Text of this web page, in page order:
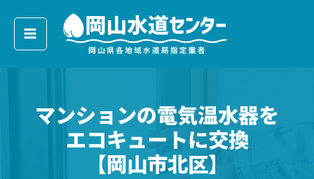
マンションの電気温水器を
エコキュートに交換
【岡山市北区】
ー
カ
イ